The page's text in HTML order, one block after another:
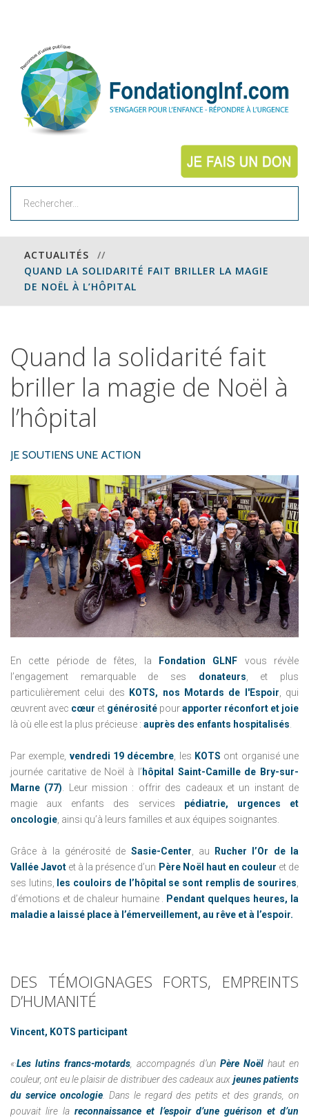
ACTUALITÉS
//
QUAND LA SOLIDARITÉ FAIT BRILLER LA MAGIE
DE NOËL À L’HÔPITAL
Quand la solidarité fait
briller la magie de Noël à
l’hôpital
JE SOUTIENS UNE ACTION
En cette période de fêtes, la Fondation GLNF vous révèle
l’engagement remarquable de ses donateurs, et plus
particulièrement celui des
KOTS, nos Motards de l'Espoir, qui
œuvrent avec cœur et générosité pourapporter réconfort et joie
là où elle est la plus précieuse : auprès des enfants hospitalisés.
Par exemple, vendredi 19 décembre, les KOTS ont organisé une
journée caritative de Noël à l’ hôpital Saint-Camille de Bry-sur-
Marne (77). Leur mission : offrir des cadeaux et un instant de
magie aux enfants des services pédiatrie, urgences et
oncologie, ainsi qu’à leurs familles et aux équipes soignantes.
Grâce à la générosité de Sasie-Center, au
Rucher l’Or de la
Vallée Javot et à la présence d’un Père Noël haut en couleur et de
ses lutins, les couloirs de l’hôpital se sont remplis de sourires,
d’émotions et de chaleur humaine . Pendant quelques heures, la
maladie a laissé place à l’émerveillement, au rêve et à l’espoir.
DES TÉMOIGNAGES FORTS, EMPREINTS
D’HUMANITÉ
Vincent, KOTS participant
«·Les lutins francs-motards, accompagnés d’un Père Noël haut en
couleur, ont eu le plaisir de distribuer des cadeaux aux jeunes patients
du service oncologie. Dans le regard des petits et des grands, on
pouvait lire lareconnaissance et l’espoir d’une guérison et d’un